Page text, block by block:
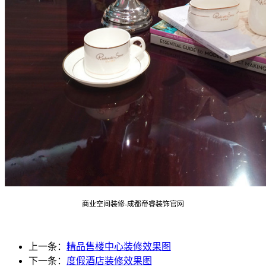
商业空间装修-成都帝睿装饰官网
上一条： 精品售楼中心装修效果图
下一条： 度假酒店装修效果图